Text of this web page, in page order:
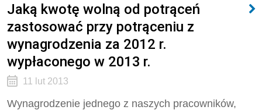
Jaką kwotę wolną od potrąceń
zastosować przy potrąceniu z
wynagrodzenia za 2012 r.
wypłaconego w 2013 r.
11 lut 2013
Wynagrodzenie jednego z naszych pracowników,